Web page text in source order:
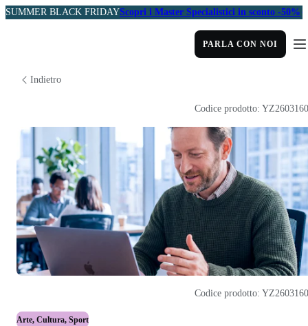
SUMMER BLACK FRIDAYScopri i Master Specialistici in sconto -50%
PARLA CON NOI
Indietro
Arte, Cultura, Sport
Codice prodotto:
Codice prodotto: